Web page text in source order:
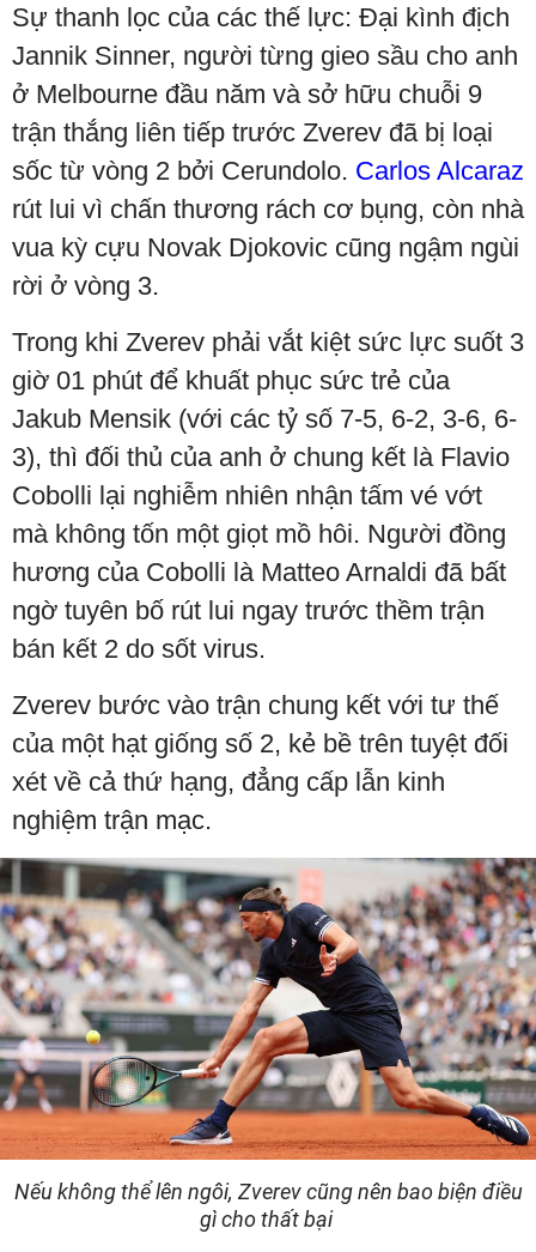
Sự thanh lọc của các thế lực: Đại kình địch
Jannik Sinner, người từng gieo sầu cho anh
ở Melbourne đầu năm và sở hữu chuỗi 9
trận thắng liên tiếp trước Zverev đã bị loại
sốc từ vòng 2 bởi Cerundolo. Carlos Alcaraz
rút lui vì chấn thương rách cơ bụng, còn nhà
vua kỳ cựu Novak Djokovic cũng ngậm ngùi
rời ở vòng 3.
Trong khi Zverev phải vắt kiệt sức lực suốt 3
giờ 01 phút để khuất phục sức trẻ của
Jakub Mensik (với các tỷ số 7-5, 6-2, 3-6, 6-
3), thì đối thủ của anh ở chung kết là Flavio
Cobolli lại nghiễm nhiên nhận tấm vé vớt
mà không tốn một giọt mồ hôi. Người đồng
hương của Cobolli là Matteo Arnaldi đã bất
ngờ tuyên bố rút lui ngay trước thềm trận
bán kết 2 do sốt virus.
Zverev bước vào trận chung kết với tư thế
của một hạt giống số 2, kẻ bề trên tuyệt đối
xét về cả thứ hạng, đẳng cấp lẫn kinh
nghiệm trận mạc.
Nếu không thể lên ngôi, Zverev cũng nên bao biện điều
gì cho thất bại